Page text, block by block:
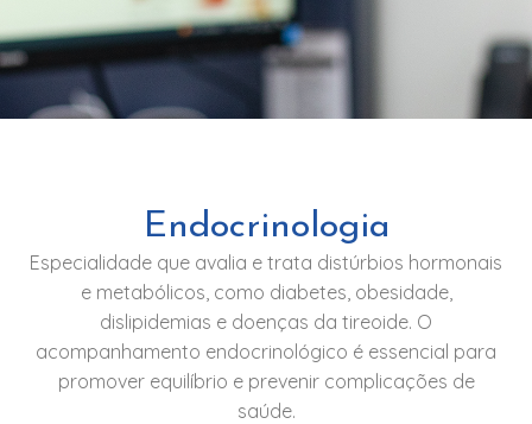
Endocrinologia
Especialidade que avalia e trata distúrbios hormonais
e metabólicos, como diabetes, obesidade,
dislipidemias e doenças da tireoide. O
acompanhamento endocrinológico é essencial para
promover equilíbrio e prevenir complicações de
saúde.